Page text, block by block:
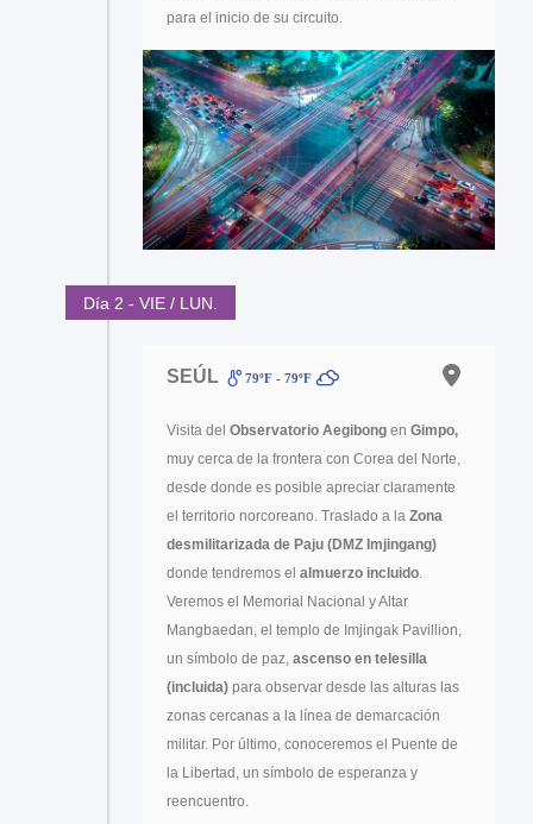
para el inicio de su circuito.
Día 2 - VIE / LUN.
SEÚL 79ºF - 79ºF
Visita del Observatorio Aegibong en Gimpo,
muy cerca de la frontera con Corea del Norte,
desde donde es posible apreciar claramente
el territorio norcoreano. Traslado a la Zona
desmilitarizada de Paju (DMZ Imjingang)
donde tendremos el almuerzo incluido.
Veremos el Memorial Nacional y Altar
Mangbaedan, el templo de Imjingak Pavillion,
un símbolo de paz, ascenso en telesilla
(incluida) para observar desde las alturas las
zonas cercanas a la línea de demarcación
militar. Por último, conoceremos el Puente de
la Libertad, un símbolo de esperanza y
reencuentro.